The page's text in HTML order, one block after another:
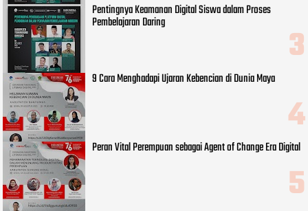
Pentingnya Keamanan Digital Siswa dalam Proses
Pembelajaran Daring
9 Cara Menghadapi Ujaran Kebencian di Dunia Maya
Peran Vital Perempuan sebagai Agent of Change Era Digital